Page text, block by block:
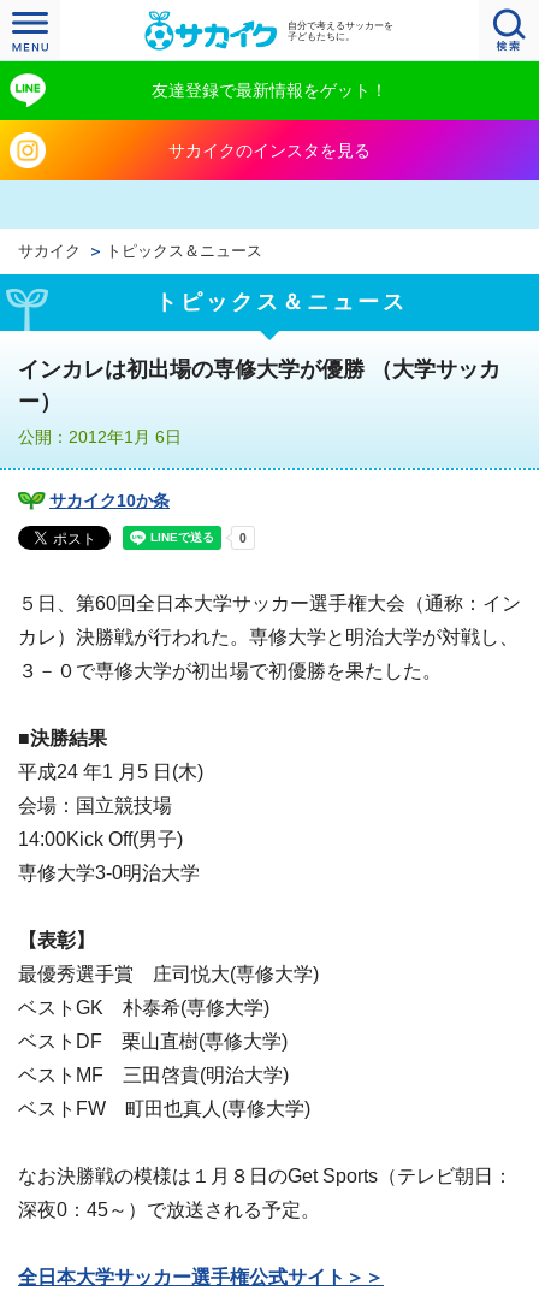
自分で考えるサッカーを
子どもたちに。
友達登録で最新情報をゲット！
サカイクのインスタを見る
サカイク トピックス＆ニュース
トピックス＆ニュース
インカレは初出場の専修大学が優勝 （大学サッカ
ー）
公開：2012年1月 6日
サカイク10か条
５日、第60回全日本大学サッカー選手権大会（通称：イン
カレ）決勝戦が行われた。専修大学と明治大学が対戦し、
３－０で専修大学が初出場で初優勝を果たした。
■決勝結果
平成24 年1 月5 日(木)
会場：国立競技場
14:00Kick Off(男子)
専修大学3-0明治大学
【表彰】
最優秀選手賞 庄司悦大(専修大学)
ベストGK 朴泰希(専修大学)
ベストDF 栗山直樹(専修大学)
ベストMF 三田啓貴(明治大学)
ベストFW 町田也真人(専修大学)
なお決勝戦の模様は１月８日のGet Sports（テレビ朝日：
深夜0：45～）で放送される予定。
全日本大学サッカー選手権公式サイト＞＞